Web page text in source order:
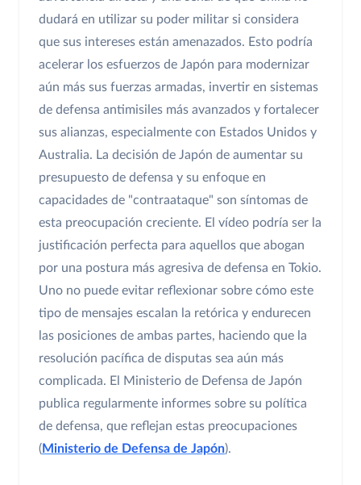
dudará en utilizar su poder militar si considera
que sus intereses están amenazados. Esto podría
acelerar los esfuerzos de Japón para modernizar
aún más sus fuerzas armadas, invertir en sistemas
de defensa antimisiles más avanzados y fortalecer
sus alianzas, especialmente con Estados Unidos y
Australia. La decisión de Japón de aumentar su
presupuesto de defensa y su enfoque en
capacidades de "contraataque" son síntomas de
esta preocupación creciente. El vídeo podría ser la
justificación perfecta para aquellos que abogan
por una postura más agresiva de defensa en Tokio.
Uno no puede evitar reflexionar sobre cómo este
tipo de mensajes escalan la retórica y endurecen
las posiciones de ambas partes, haciendo que la
resolución pacífica de disputas sea aún más
complicada. El Ministerio de Defensa de Japón
publica regularmente informes sobre su política
de defensa, que reflejan estas preocupaciones
(Ministerio de Defensa de Japón).